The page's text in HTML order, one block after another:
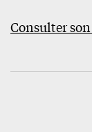
Consulter